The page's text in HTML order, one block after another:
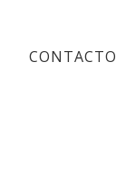
CONTACTO